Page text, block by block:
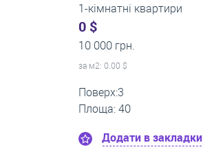
2-кімнатні квартири
0 $
16 000 грн.
за м2: 0.00 $
Поверх:11
Площа: 55
Додати в закладки